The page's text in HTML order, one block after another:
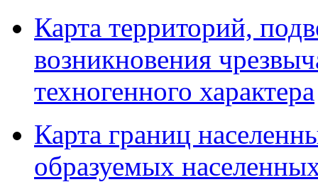
Карта территорий,
возникновения
техногенного характера
Карта границ
образуемых